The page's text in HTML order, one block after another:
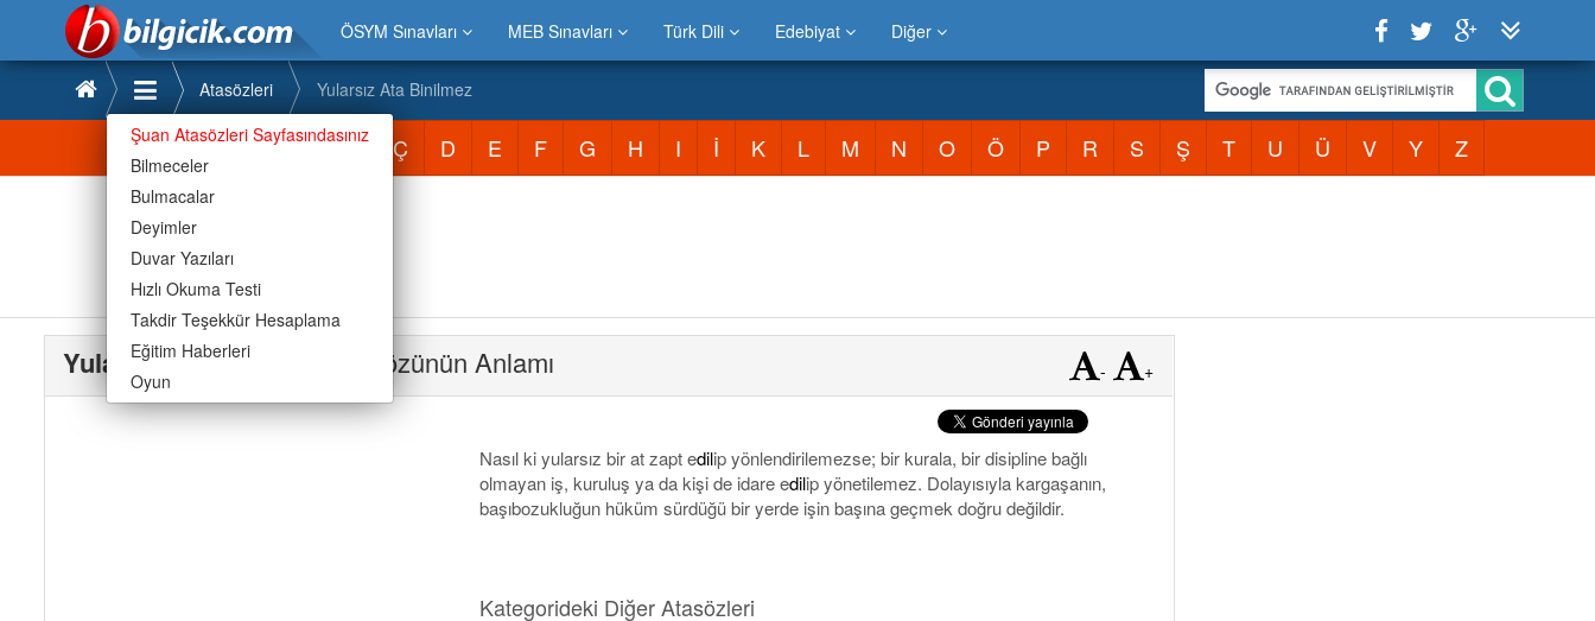
ÖSYM Sınavları MEB Sınavları Türk Dili Edebiyat Diğer
Şuan Atasözleri Sayfasındasınız
Bilmeceler
Bulmacalar
Deyimler
Duvar Yazıları
Hızlı Okuma Testi
Takdir Teşekkür Hesaplama
Eğitim Haberleri
Oyun
Atasözleri Yularsız Ata Binilmez
Atasözleri A B C Ç D E F G H I İ K L M N O Ö P R S Ş T U Ü V Y Z
Yularsız Ata Binilmez Atasözünün Anlamı - +
Nasıl ki yularsız bir at zapt edilip yönlendirilemezse; bir kurala, bir disipline bağlı
olmayan iş, kuruluş ya da kişi de idare edilip yönetilemez. Dolayısıyla kargaşanın,
başıbozukluğun hüküm sürdüğü bir yerde işin başına geçmek doğru değildir.
Kategorideki Diğer Atasözleri